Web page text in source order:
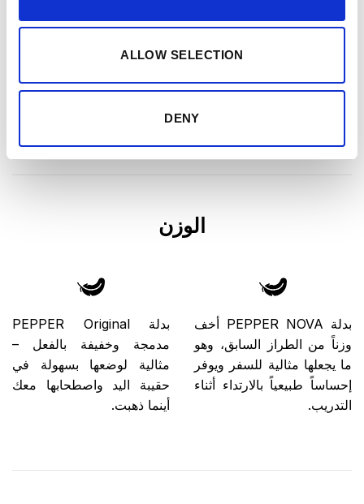
ALLOW SELECTION
DENY
PEPPER NOVA تدوم الآن
لمدة أطول بنسبة 50٪، وتتيح
تدريب كاملة قبل الحاجة إلى
Original تكفي لحوالي 10
جلسات تدريب.
الوزن
بدلة PEPPER NOVA أخف
وزناً من الطراز السابق، وهو
ما يجعلها مثالية للسفر ويوفر
إحساساً طبيعياً بالارتداء أثناء
التدريب.
بدلة PEPPER Original
مدمجة وخفيفة بالفعل –
مثالية لوضعها بسهولة في
حقيبة اليد واصطحابها معك
أينما ذهبت.